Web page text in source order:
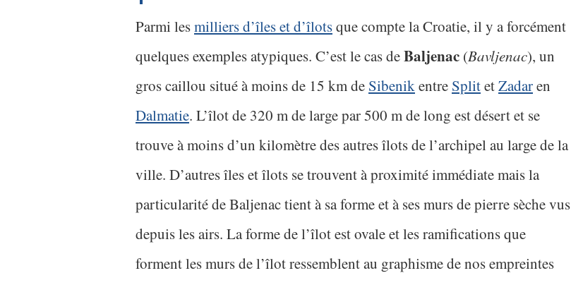
Parmi lesmilliers d’îles et d’îlotsque compte la Croatie, il y a forcément
quelques exemples atypiques. C’est le cas deBaljenac (Bavljenac), un
gros caillou situé à moins de 15 km de Sibenikentre SplitetZadaren
Dalmatie. L’îlot de 320 m de large par 500 m de long est désert et se
trouve à moins d’un kilomètre des autres îlots de l’archipel au large de la
ville. D’autres îles et îlots se trouvent à proximité immédiate mais la
particularité de Baljenac tient à sa forme et à ses murs de pierre sèche vus
depuis les airs. La forme de l’îlot est ovale et les ramifications que
forment les murs de l’îlot ressemblent au graphisme de nos empreintes